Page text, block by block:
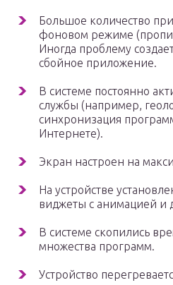
Большое количество
фоновом режиме
Иногда проблему
сбойное приложение.
В системе постоянно
службы (например,
синхронизация
Интернете).
Экран настроен на
На устройстве
виджеты с анимацией и
В системе скопились
множества программ.
Устройство